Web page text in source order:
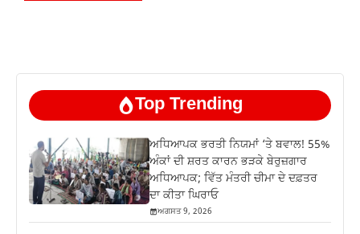
Top Trending
ਅਧਿਆਪਕ ਭਰਤੀ ਨਿਯਮਾਂ ‘ਤੇ ਬਵਾਲ! 55%
ਅੰਕਾਂ ਦੀ ਸ਼ਰਤ ਕਾਰਨ ਭੜਕੇ ਬੇਰੁਜ਼ਗਾਰ
ਅਧਿਆਪਕ; ਵਿੱਤ ਮੰਤਰੀ ਚੀਮਾ ਦੇ ਦਫ਼ਤਰ
ਦਾ ਕੀਤਾ ਘਿਰਾਓ
ਅਗਸਤ 9, 2026